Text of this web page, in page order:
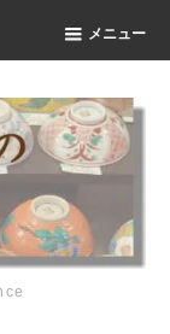
メニュー